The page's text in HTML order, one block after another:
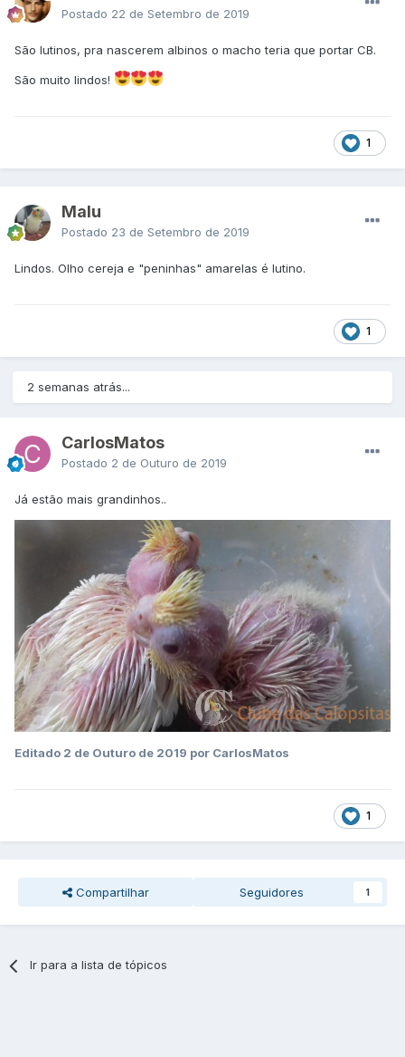
Postado 22 de Setembro de 2019
São lutinos, pra nascerem albinos o macho teria que portar CB.
São muito lindos!
1
Malu
Postado 23 de Setembro de 2019
Lindos. Olho cereja e "peninhas" amarelas é lutino.
1
2 semanas atrás...
CarlosMatos
Postado 2 de Outuro de 2019
Já estão mais grandinhos..
Editado 2 de Outuro de 2019 por CarlosMatos
1
Compartilhar Seguidores 1
Ir para a lista de tópicos